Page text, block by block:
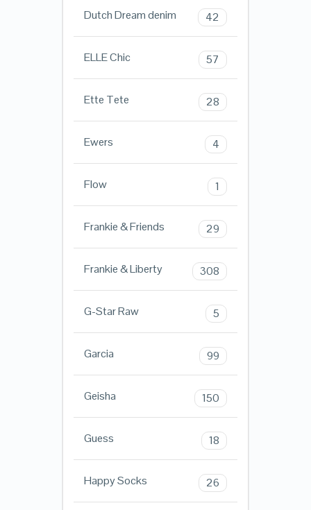
Dutch Dream denim 42
ELLE Chic 57
Ette Tete 28
Ewers 4
Flow 1
Frankie & Friends 29
Frankie & Liberty 308
G-Star Raw 5
Garcia 99
Geisha 150
Guess 18
Happy Socks 26